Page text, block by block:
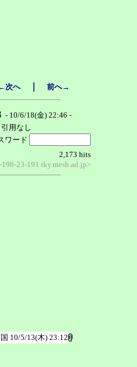
次へ｜ 前へ→
- 10/6/18(金) 22:46 -
引用なし
ワード
2,173 hits
23-191.tky.mesh.ad.jp>
10/5/13(木) 23:12